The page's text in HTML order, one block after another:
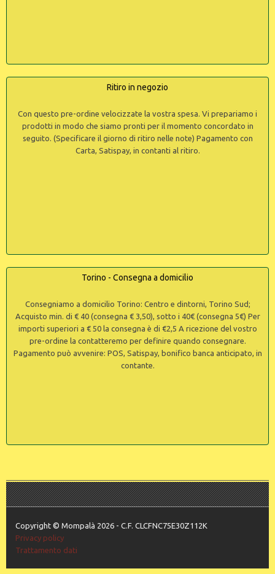
Ritiro in negozio
Con questo pre-ordine velocizzate la vostra spesa. Vi prepariamo i
prodotti in modo che siamo pronti per il momento concordato in
seguito. (Specificare il giorno di ritiro nelle note) Pagamento con
Carta, Satispay, in contanti al ritiro.
Torino - Consegna a domicilio
Consegniamo a domicilio Torino: Centro e dintorni, Torino Sud;
Acquisto min. di € 40 (consegna € 3,50), sotto i 40€ (consegna 5€) Per
importi superiori a € 50 la consegna è di €2,5 A ricezione del vostro
pre-ordine la contatteremo per definire quando consegnare.
Pagamento può avvenire: POS, Satispay, bonifico banca anticipato, in
contante.
Copyright © Mompalà 2026 - C.F. CLCFNC75E30Z112K
Privacy policy
Trattamento dati